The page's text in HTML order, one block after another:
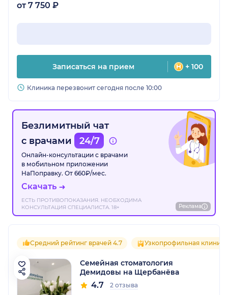
от 7 750 ₽
Записаться на прием + 100
Клиника перезвонит сегодня после 10:00
Безлимитный чат
с врачами
24/7
Онлайн-консультации с врачами
в мобильном приложении
НаПоправку. От 660₽/мес.
Скачать
ЕСТЬ ПРОТИВОПОКАЗАНИЯ. НЕОБХОДИМА
КОНСУЛЬТАЦИЯ СПЕЦИАЛИСТА. 18+
Реклама
Средний рейтинг врачей 4.7 Узкопрофильная клиника
Семейная стоматология
Демидовы на Щербанёва
4.7 2 отзыва